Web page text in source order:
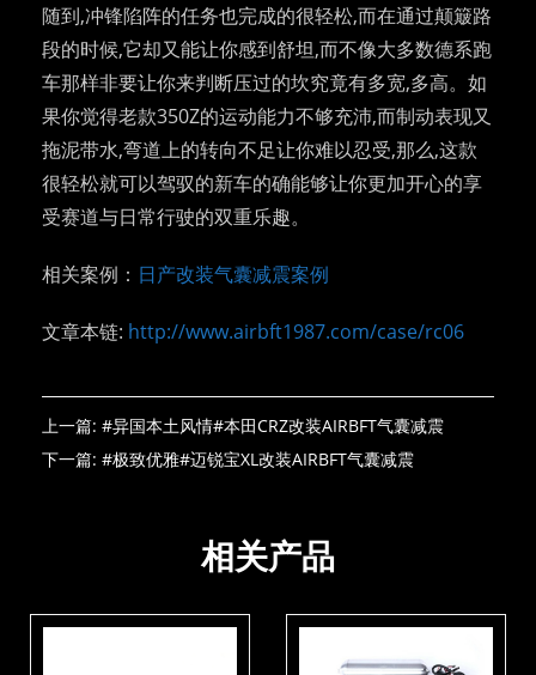
随到,冲锋陷阵的任务也完成的很轻松,而在通过颠簸路
段的时候,它却又能让你感到舒坦,而不像大多数德系跑
车那样非要让你来判断压过的坎究竟有多宽,多高。如
果你觉得老款350Z的运动能力不够充沛,而制动表现又
拖泥带水,弯道上的转向不足让你难以忍受,那么,这款
很轻松就可以驾驭的新车的确能够让你更加开心的享
受赛道与日常行驶的双重乐趣。
相关案例： 日产改装气囊减震案例
文章本链: http://www.airbft1987.com/case/rc06
上一篇: #异国本土风情#本田CRZ改装AIRBFT气囊减震
下一篇: #极致优雅#迈锐宝XL改装AIRBFT气囊减震
相关产品